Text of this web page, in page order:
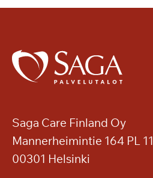
Saga Care Finland Oy
Mannerheimintie 164 PL 11
00301 Helsinki